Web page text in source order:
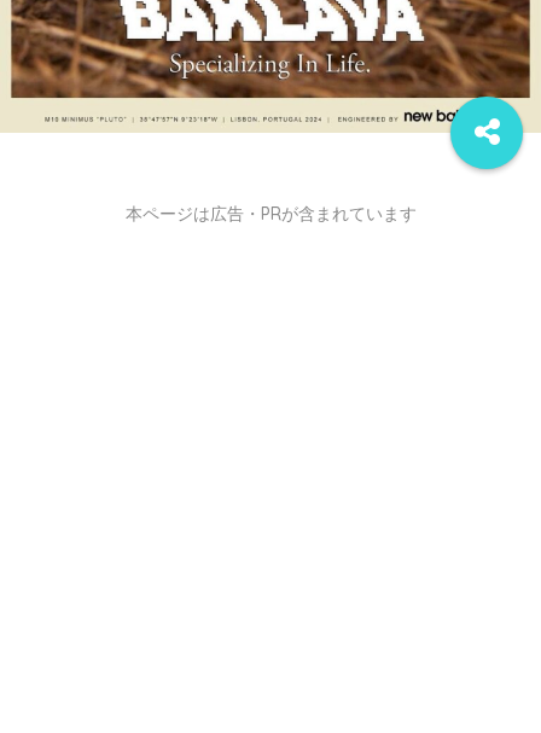
本ページは広告・PRが含まれています